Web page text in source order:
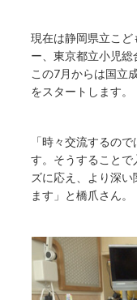
現在は静岡県立こ
ー、東京都立小児
この7月からは国立
をスタートします。
「時々交流するの
す。そうすること
ズに応え、より深
ます」と橋爪さん。